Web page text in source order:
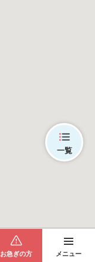
一覧
お急ぎの方 メニュー